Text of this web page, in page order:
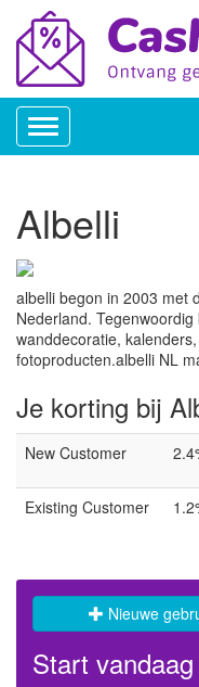
Toggle
navigation
Albelli
albelli begon in 2003 met
Nederland.
wanddecoratie,
fotoproducten.albelli NL
Je korting bij
New Customer
Existing Customer
Nieuwe